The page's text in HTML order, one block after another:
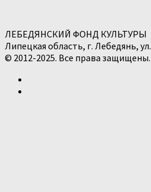
ЛЕБЕДЯНСКИЙ ФОНД КУЛЬТУРЫ
Липецкая область, г. Лебедянь,
© 2012-2025. Все права защищены.